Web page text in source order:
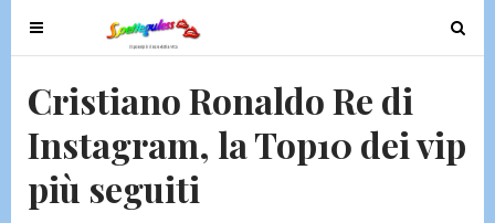
T
o
g
l
e
n
a
T
o
e
Cristiano Ronaldo Re di
Instagram, la Top10 dei vip
più seguiti